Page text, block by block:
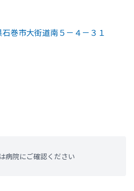
石巻市大街道南５－４－３１
病院にご確認ください